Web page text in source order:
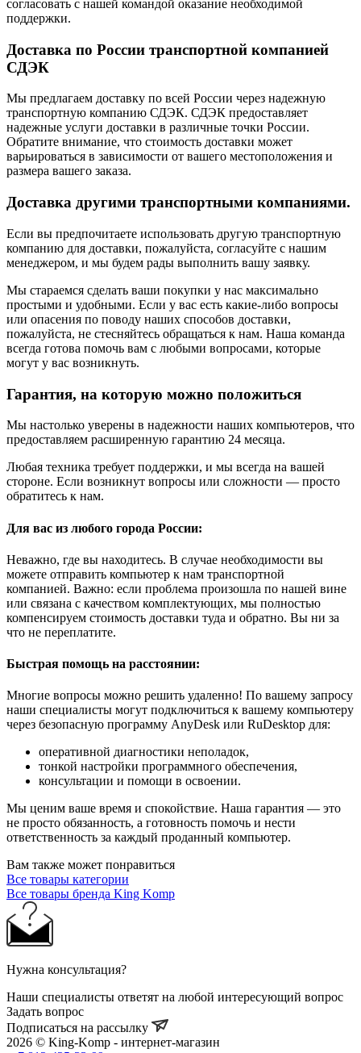
согласовать с нашей командой оказание необходимой
поддержки.
Доставка по России транспортной компанией
СДЭК
Мы предлагаем доставку по всей России через надежную
транспортную компанию СДЭК. СДЭК предоставляет
надежные услуги доставки в различные точки России.
Обратите внимание, что стоимость доставки может
варьироваться в зависимости от вашего местоположения и
размера вашего заказа.
Доставка другими транспортными компаниями.
Если вы предпочитаете использовать другую транспортную
компанию для доставки, пожалуйста, согласуйте с нашим
менеджером, и мы будем рады выполнить вашу заявку.
Мы стараемся сделать ваши покупки у нас максимально
простыми и удобными. Если у вас есть какие-либо вопросы
или опасения по поводу наших способов доставки,
пожалуйста, не стесняйтесь обращаться к нам. Наша команда
всегда готова помочь вам с любыми вопросами, которые
могут у вас возникнуть.
Гарантия, на которую можно положиться
Мы настолько уверены в надежности наших компьютеров, что
предоставляем расширенную гарантию 24 месяца.
Любая техника требует поддержки, и мы всегда на вашей
стороне. Если возникнут вопросы или сложности — просто
обратитесь к нам.
Для вас из любого города России:
Неважно, где вы находитесь. В случае необходимости вы
можете отправить компьютер к нам транспортной
компанией. Важно: если проблема произошла по нашей вине
или связана с качеством комплектующих, мы полностью
компенсируем стоимость доставки туда и обратно. Вы ни за
что не переплатите.
Быстрая помощь на расстоянии:
Многие вопросы можно решить удаленно! По вашему запросу
наши специалисты могут подключиться к вашему компьютеру
через безопасную программу AnyDesk или RuDesktop для:
оперативной диагностики неполадок,
тонкой настройки программного обеспечения,
консультации и помощи в освоении.
Мы ценим ваше время и спокойствие. Наша гарантия — это
не просто обязанность, а готовность помочь и нести
ответственность за каждый проданный компьютер.
Вам также может понравиться
Все товары категории
Все товары бренда King Komp
Нужна консультация?
Наши специалисты ответят на любой интересующий вопрос
Задать вопрос
Подписаться на рассылку
2026 © King-Komp - интернет-магазин